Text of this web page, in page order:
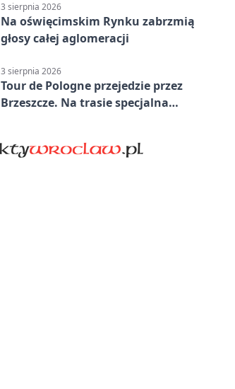
3 sierpnia 2026
Na oświęcimskim Rynku zabrzmią
głosy całej aglomeracji
3 sierpnia 2026
Tour de Pologne przejedzie przez
Brzeszcze. Na trasie specjalna